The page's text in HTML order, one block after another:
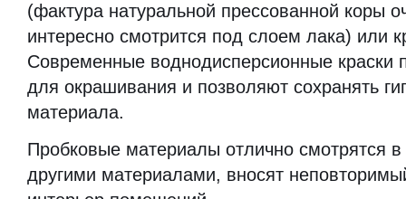
(фактура натуральной прессованной коры
интересно смотрится под слоем лака) или
Современные воднодисперсионные краски
для окрашивания и позволяют сохранять
материала.
Пробковые материалы отлично смотрятся
другими материалами, вносят